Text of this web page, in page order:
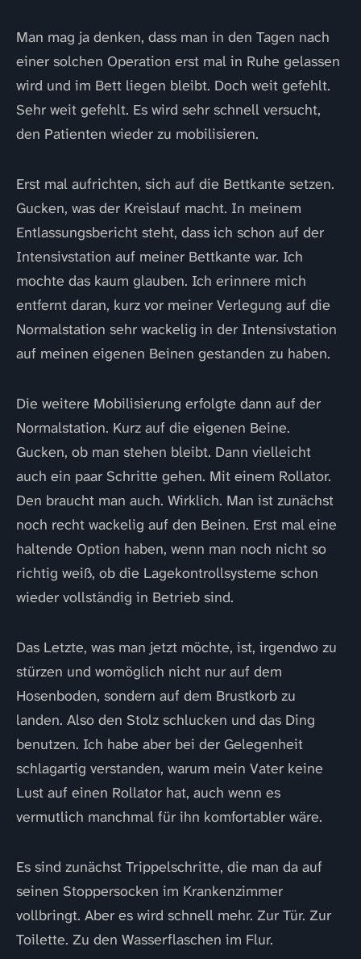
Man mag ja denken, dass man in den Tagen nach
einer solchen Operation erst mal in Ruhe gelassen
wird und im Bett liegen bleibt. Doch weit gefehlt.
Sehr weit gefehlt. Es wird sehr schnell versucht,
den Patienten wieder zu mobilisieren.
Erst mal aufrichten, sich auf die Bettkante setzen.
Gucken, was der Kreislauf macht. In meinem
Entlassungsbericht steht, dass ich schon auf der
Intensivstation auf meiner Bettkante war. Ich
mochte das kaum glauben. Ich erinnere mich
entfernt daran, kurz vor meiner Verlegung auf die
Normalstation sehr wackelig in der Intensivstation
auf meinen eigenen Beinen gestanden zu haben.
Die weitere Mobilisierung erfolgte dann auf der
Normalstation. Kurz auf die eigenen Beine.
Gucken, ob man stehen bleibt. Dann vielleicht
auch ein paar Schritte gehen. Mit einem Rollator.
Den braucht man auch. Wirklich. Man ist zunächst
noch recht wackelig auf den Beinen. Erst mal eine
haltende Option haben, wenn man noch nicht so
richtig weiß, ob die Lagekontrollsysteme schon
wieder vollständig in Betrieb sind.
Das Letzte, was man jetzt möchte, ist, irgendwo zu
stürzen und womöglich nicht nur auf dem
Hosenboden, sondern auf dem Brustkorb zu
landen. Also den Stolz schlucken und das Ding
benutzen. Ich habe aber bei der Gelegenheit
schlagartig verstanden, warum mein Vater keine
Lust auf einen Rollator hat, auch wenn es
vermutlich manchmal für ihn komfortabler wäre.
Es sind zunächst Trippelschritte, die man da auf
seinen Stoppersocken im Krankenzimmer
vollbringt. Aber es wird schnell mehr. Zur Tür. Zur
Toilette. Zu den Wasserflaschen im Flur.